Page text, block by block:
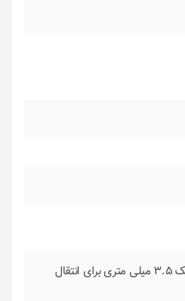
مجهز به به جک 3.5 میلی متری برای انتقال